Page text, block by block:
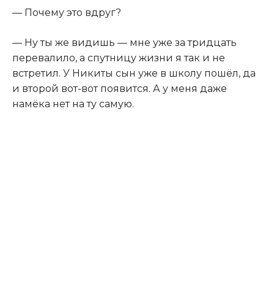
— Почему это вдруг?
— Ну ты же видишь — мне уже за тридцать
перевалило, а спутницу жизни я так и не
встретил. У Никиты сын уже в школу пошёл, да
и второй вот-вот появится. А у меня даже
намёка нет на ту самую.